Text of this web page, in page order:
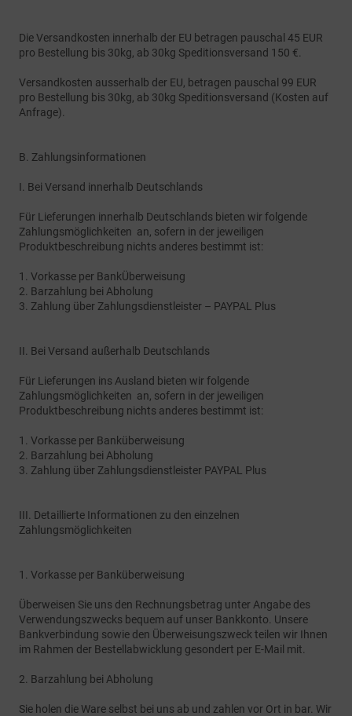
Die Versandkosten innerhalb der EU betragen pauschal 45 EUR
pro Bestellung bis 30kg, ab 30kg Speditionsversand 150 €.
Versandkosten ausserhalb der EU, betragen pauschal 99 EUR
pro Bestellung bis 30kg, ab 30kg Speditionsversand (Kosten auf
Anfrage).
B. Zahlungsinformationen
I. Bei Versand innerhalb Deutschlands
Für Lieferungen innerhalb Deutschlands bieten wir folgende
Zahlungsmöglichkeiten an, sofern in der jeweiligen
Produktbeschreibung nichts anderes bestimmt ist:
1. Vorkasse per BankÜberweisung
2. Barzahlung bei Abholung
3. Zahlung über Zahlungsdienstleister – PAYPAL Plus
II. Bei Versand außerhalb Deutschlands
Für Lieferungen ins Ausland bieten wir folgende
Zahlungsmöglichkeiten an, sofern in der jeweiligen
Produktbeschreibung nichts anderes bestimmt ist:
1. Vorkasse per Banküberweisung
2. Barzahlung bei Abholung
3. Zahlung über Zahlungsdienstleister PAYPAL Plus
III. Detaillierte Informationen zu den einzelnen
Zahlungsmöglichkeiten
1. Vorkasse per Banküberweisung
Überweisen Sie uns den Rechnungsbetrag unter Angabe des
Verwendungszwecks bequem auf unser Bankkonto. Unsere
Bankverbindung sowie den Überweisungszweck teilen wir Ihnen
im Rahmen der Bestellabwicklung gesondert per E-Mail mit.
2. Barzahlung bei Abholung
Sie holen die Ware selbst bei uns ab und zahlen vor Ort in bar. Wir